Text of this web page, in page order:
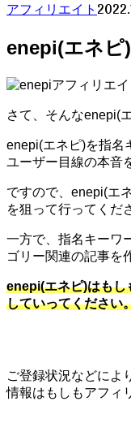
アフィリエイト
enepi(エネピ
さて、そんなenepi(
enepi(エネピ)を指名
ユーザー目線の本音
ですので、enepi(エ
を狙って行ってくだ
一方で、指名キーワ
ゴリー関連の記事を
enepi(エネピ)はもし
していってください
ご登録状況などによ
情報はもしもアフィ